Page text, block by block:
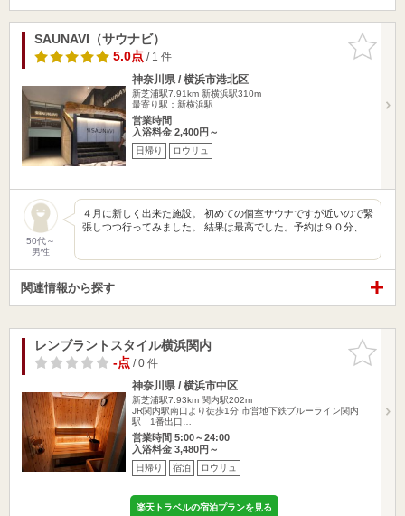
お気に入
りに追加
SAUNAVI（サウナビ）
5.0点/ 1 件
神奈川県 / 横浜市港北区
新芝浦駅7.91km 新横浜駅310m
最寄り駅：新横浜駅
営業時間
入浴料金 2,400円～
日帰り ロウリュ
50代～
男性
４月に新しく出来た施設。 初めての個室サウナですが近いので緊
張しつつ行ってみました。 結果は最高でした。予約は９０分、…
関連情報から探す
お気に入
りに追加
レンブラントスタイル横浜関内
-点/ 0 件
神奈川県 / 横浜市中区
新芝浦駅7.93km 関内駅202m
JR関内駅南口より徒歩1分 市営地下鉄ブルーライン関内
駅 1番出口…
営業時間 5:00～24:00
入浴料金 3,480円～
日帰り 宿泊 ロウリュ
楽天トラベルの宿泊プランを見る